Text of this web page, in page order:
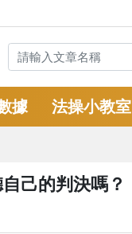
據 法操小教室
己的判決嗎？